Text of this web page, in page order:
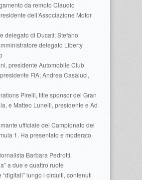
da remoto Claudio
dell’Associazione Motor
delegato di Ducati; Stefano
delegato Liberty
presidente Automobile Club
FIA; Andrea Casaluci,
Pirelli, title sponsor del Gran
e Matteo Lunelli, presidente e Ad
ufficiale del Campionato del
1. Ha presentato e moderato
Barbara Pedrotti.
a due e quattro ruote
“digitali” lungo i circuiti, contenuti